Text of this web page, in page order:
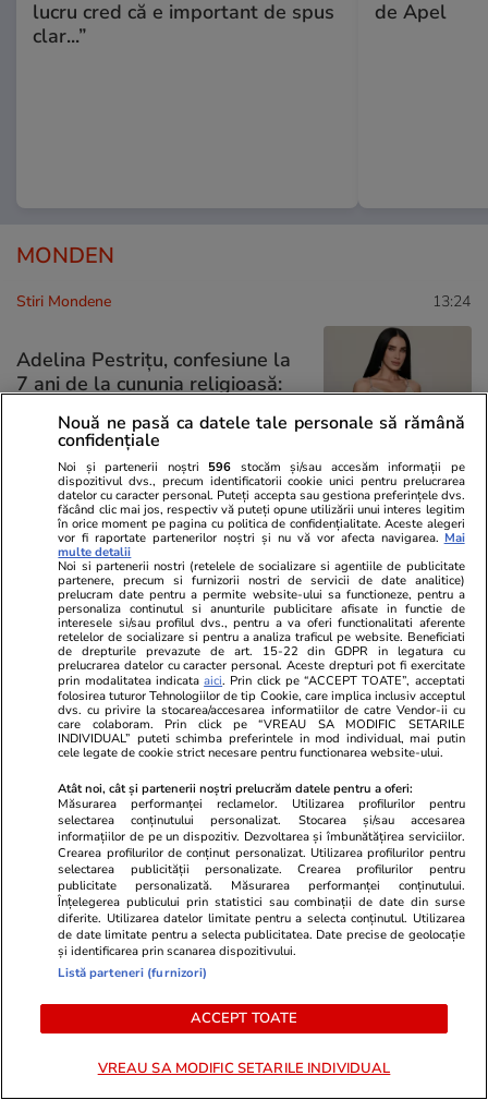
lucru cred că e important de spus
clar...”
de Apel
MONDEN
Stiri Mondene 13:24
Adelina Pestrițu, confesiune la
7 ani de la cununia religioasă:
perfectă”
Stiri Mondene 12:51
Artistul din România care
merge la concerte cu
elicopterul: „Nu este despre
lux, ci despre eficiență”
PARTENERI
🤍 „Felix și-a dorit asta, în caz
Maşină cu
Nouă ne pasă ca datele tale personale să rămână
confidențiale
Noi și partenerii noștri 596 stocăm și/sau accesăm informații pe
dispozitivul dvs., precum identificatorii cookie unici pentru prelucrarea
datelor cu caracter personal. Puteți accepta sau gestiona preferințele dvs.
făcând clic mai jos, respectiv vă puteți opune utilizării unui interes legitim
în orice moment pe pagina cu politica de confidențialitate. Aceste alegeri
vor fi raportate partenerilor noștri și nu vă vor afecta navigarea. Mai
multe detalii
Noi si partenerii nostri (retelele de socializare si agentiile de publicitate
partenere, precum si furnizorii nostri de servicii de date analitice)
prelucram date pentru a permite website-ului sa functioneze, pentru a
personaliza continutul si anunturile publicitare afisate in functie de
interesele si/sau profilul dvs., pentru a va oferi functionalitati aferente
retelelor de socializare si pentru a analiza traficul pe website. Beneficiati
de drepturile prevazute de art. 15-22 din GDPR in legatura cu
prelucrarea datelor cu caracter personal. Aceste drepturi pot fi exercitate
prin modalitatea indicataaici. Prin click pe “ACCEPT TOATE”, acceptati
folosirea tuturor Tehnologiilor de tip Cookie, care implica inclusiv acceptul
dvs. cu privire la stocarea/accesarea informatiilor de catre Vendor-ii cu
care colaboram. Prin click pe “VREAU SA MODIFIC SETARILE
INDIVIDUAL” puteti schimba preferintele in mod individual, mai putin
cele legate de cookie strict necesare pentru functionarea website-ului.
Atât noi, cât și partenerii noștri prelucrăm datele pentru a oferi:
Măsurarea performanței reclamelor. Utilizarea profilurilor pentru
selectarea conținutului personalizat. Stocarea și/sau accesarea
informațiilor de pe un dispozitiv. Dezvoltarea și îmbunătățirea serviciilor.
Crearea profilurilor de conținut personalizat. Utilizarea profilurilor pentru
selectarea publicității personalizate. Crearea profilurilor pentru
publicitate personalizată. Măsurarea performanței conținutului.
Înțelegerea publicului prin statistici sau combinații de date din surse
diferite. Utilizarea datelor limitate pentru a selecta conținutul. Utilizarea
de date limitate pentru a selecta publicitatea. Date precise de geolocație
și identificarea prin scanarea dispozitivului.
Listă parteneri (furnizori)
ACCEPT TOATE
VREAU SA MODIFIC SETARILE INDIVIDUAL